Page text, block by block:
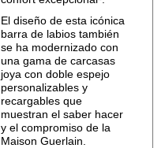
El diseño de esta icónica
barra de labios también
se ha modernizado con
una gama de carcasas
joya con doble espejo
personalizables y
recargables que
muestran el saber hacer
y el compromiso de la
Maison Guerlain.